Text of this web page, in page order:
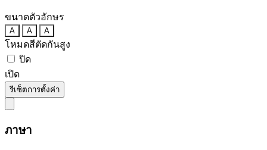
ขนาดตัวอักษร
A A A
โหมดสีตัดกันสูง
ปิด
เปิด
รีเซ็ตการตั้งค่า
ภาษา